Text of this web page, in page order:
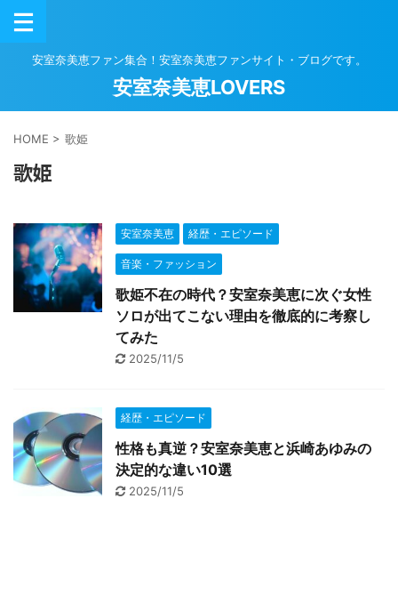
安室奈美恵ファン集合！安室奈美恵ファンサイト・ブログです。
安室奈美恵LOVERS
HOME > 歌姫
歌姫
安室奈美恵 経歴・エピソード
音楽・ファッション
歌姫不在の時代？安室奈美恵に次ぐ女性
ソロが出てこない理由を徹底的に考察し
てみた
2025/11/5
経歴・エピソード
性格も真逆？安室奈美恵と浜崎あゆみの
決定的な違い10選
2025/11/5